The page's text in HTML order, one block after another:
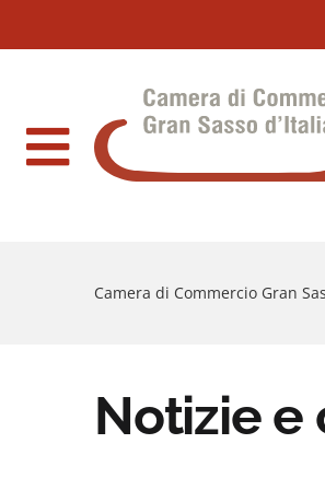
Vai al Contenuto principale
Vai al footer
Camera di Commercio
Camera di Commercio Gran
Notizie e